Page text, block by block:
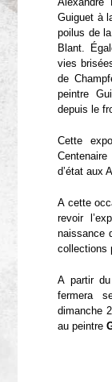
Guiguet à
poilus de
Blant.
vies
de
peintre
depuis le
Cette
d’état aux
A cette
revoir
naissance
collections
A partir
fermera
dimanche
au peintre